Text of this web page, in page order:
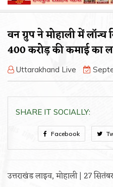
वन ग्रुप ने मोहाली में
400 करोड़ की कमाई का
Uttarakhand Live
SHARE IT SOCIALLY:
Facebook
उत्तराखंड लाइव, मोहाली | 27